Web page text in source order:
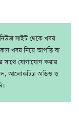
নিউজ সাইট থেকে খবর
খবর নিয়ে আপত্তি বা
সাথে যোগাযোগ করার
আলোকচিত্র অডিও ও